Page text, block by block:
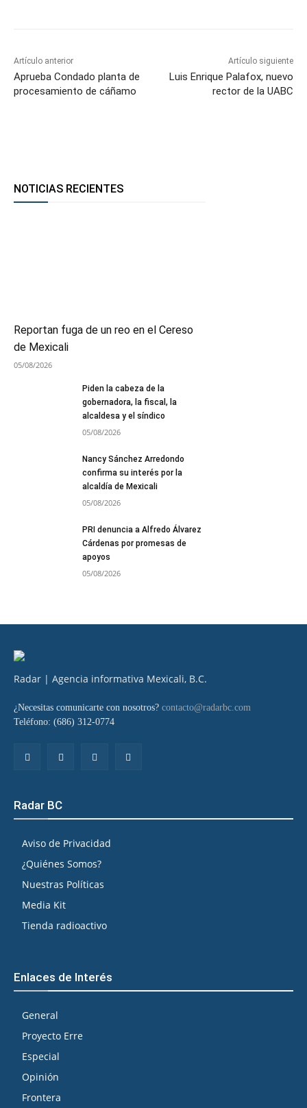
Artículo anterior
Aprueba Condado planta de
procesamiento de cáñamo
Artículo siguiente
Luis Enrique Palafox, nuevo
rector de la UABC
NOTICIAS RECIENTES
Reportan fuga de un reo en el Cereso
de Mexicali
05/08/2026
Piden la cabeza de la
gobernadora, la fiscal, la
alcaldesa y el síndico
05/08/2026
Nancy Sánchez Arredondo
confirma su interés por la
alcaldía de Mexicali
05/08/2026
PRI denuncia a Alfredo Álvarez
Cárdenas por promesas de
apoyos
05/08/2026
Radar | Agencia informativa Mexicali, B.C.
¿Necesitas comunicarte con nosotros? contacto@radarbc.com
Teléfono: (686) 312-0774
Radar BC
Aviso de Privacidad
¿Quiénes Somos?
Nuestras Políticas
Media Kit
Tienda radioactivo
Enlaces de Interés
General
Proyecto Erre
Especial
Opinión
Frontera